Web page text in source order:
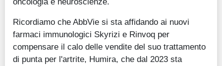
Ricordiamo che AbbVie si sta affidando ai nuovi
farmaci immunologici Skyrizi e Rinvoq per
compensare il calo delle vendite del suo trattamento
di punta per l'artrite, Humira, che dal 2023 sta